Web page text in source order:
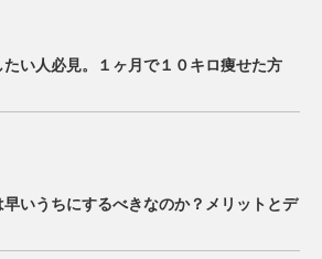
い人必見。１ヶ月で１０キロ痩せた方
いうちにするべきなのか？メリットとデ